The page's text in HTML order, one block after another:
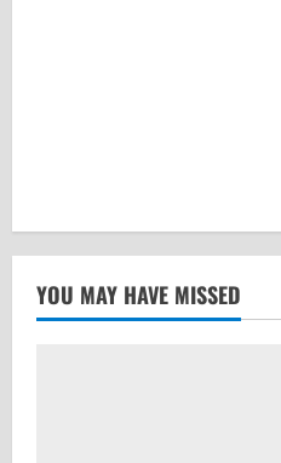
YOU MAY HAVE MISSED